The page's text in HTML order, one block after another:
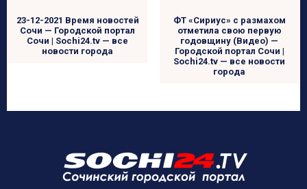
23-12-2021 Время новостей
Сочи — Городской портал
Сочи | Sochi24.tv — все
новости города
ФТ «Сириус» с размахом
отметила свою первую
годовщину (Видео) —
Городской портал Сочи |
Sochi24.tv — все новости
города